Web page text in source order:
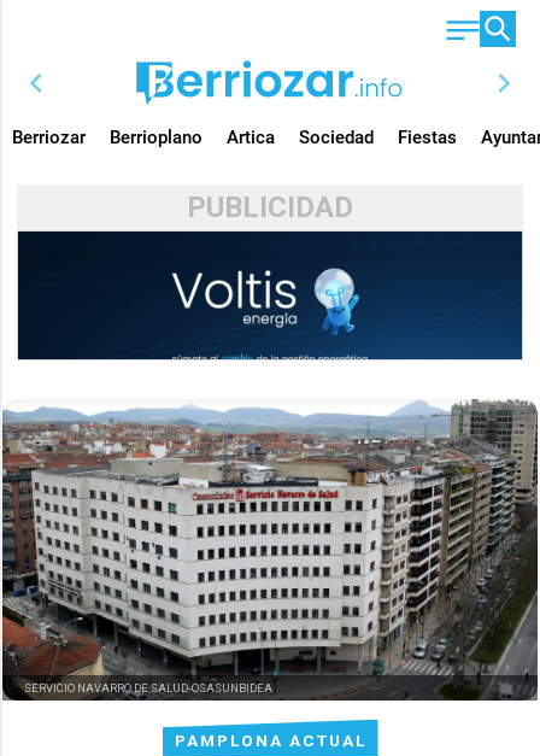
chevron_left chevron_right
Berriozar Berrioplano Artica Sociedad Fiestas
PUBLICIDAD
PAMPLONA ACTUAL
SERVICIO NAVARRO DE SALUD-OSASUNBIDEA